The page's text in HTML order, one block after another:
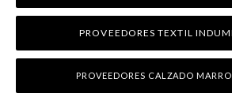
PROVEEDORES TEXTIL
PROVEEDORES CALZADO